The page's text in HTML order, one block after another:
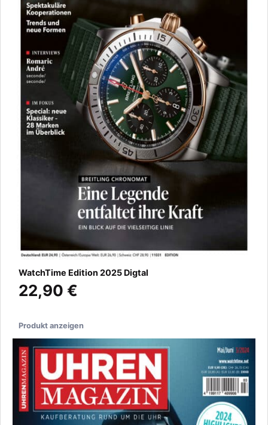
WatchTime Edition 2025 Digtal
22,90 €
Produkt anzeigen